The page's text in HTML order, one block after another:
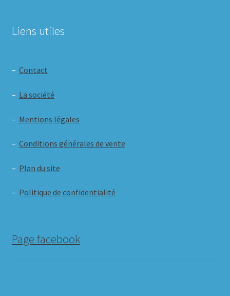
Liens utiles
– Contact
– La société
– Mentions légales
– Conditions générales de vente
– Plan du site
– Politique de confidentialité
Page facebook